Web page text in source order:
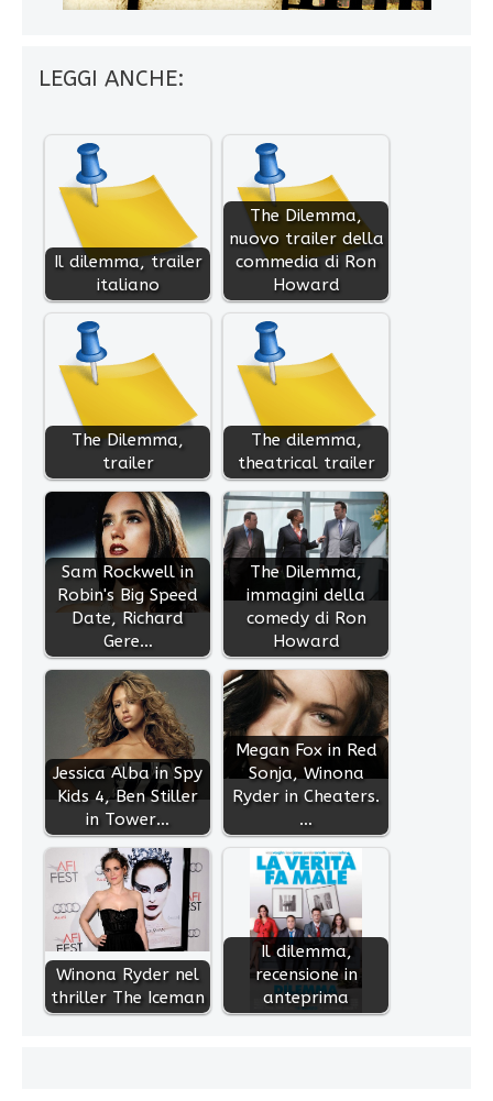
LEGGI ANCHE:
Il dilemma, trailer
italiano
The Dilemma,
nuovo trailer della
commedia di Ron
Howard
The Dilemma,
trailer
The dilemma,
theatrical trailer
Sam Rockwell in
Robin's Big Speed
Date, Richard
Gere…
The Dilemma,
immagini della
comedy di Ron
Howard
Jessica Alba in Spy
Kids 4, Ben Stiller
in Tower…
Megan Fox in Red
Sonja, Winona
Ryder in Cheaters.
…
Winona Ryder nel
thriller The Iceman
Il dilemma,
recensione in
anteprima